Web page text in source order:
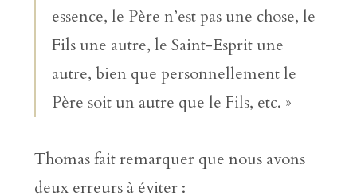
essence, le Père n’est pas une chose, le
Fils une autre, le Saint-Esprit une
autre, bien que personnellement le
Père soit un autre que le Fils, etc. »
Thomas fait remarquer que nous avons
deux erreurs à éviter :